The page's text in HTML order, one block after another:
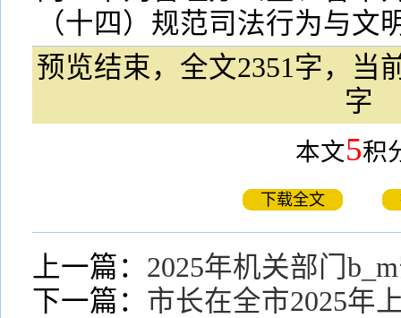
（十四）规范司法行为与
预览结束，全文2351字，当
字
本文5积
下载全文
上一篇： 2025年机关部门
下一篇： 市长在全市2025年